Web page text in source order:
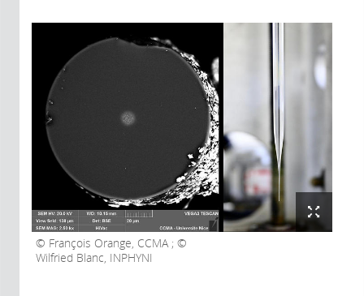
François Orange, CCMA ; ©
Wilfried Blanc, INPHYNI